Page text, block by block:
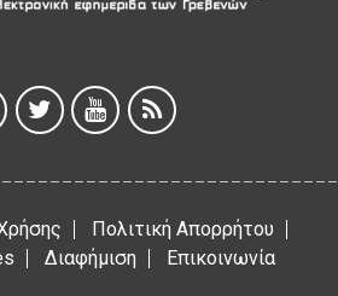
του Α΄ κλάδου ύδρευσης
Πολιτική Απορρήτου
Διαφήμιση Επικοινωνία